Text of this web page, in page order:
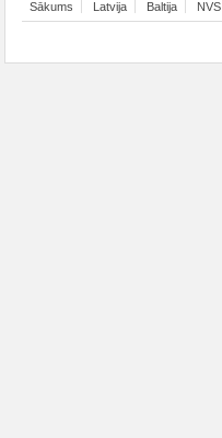
Sākums Latvija Baltija NVS